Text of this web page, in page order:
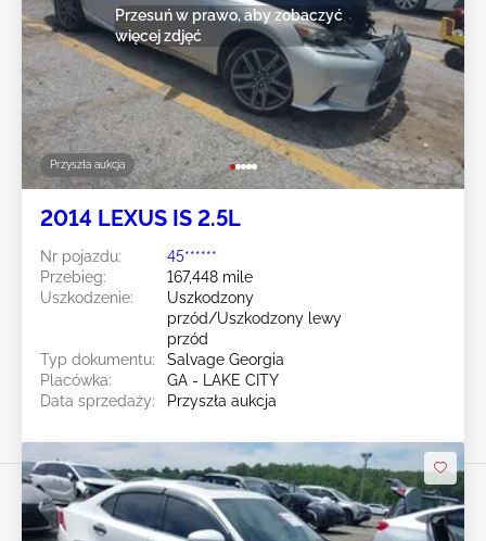
Przyszła aukcja
Przesuń w prawo, aby zobaczyć
więcej zdjęć
2014 LEXUS IS 2.5L
Nr pojazdu:
45******
Przebieg:
167,448 mile
Uszkodzenie:
Uszkodzony
przód/Uszkodzony lewy
przód
Typ dokumentu:
Salvage Georgia
Placówka:
GA - LAKE CITY
Data sprzedaży:
Przyszła aukcja